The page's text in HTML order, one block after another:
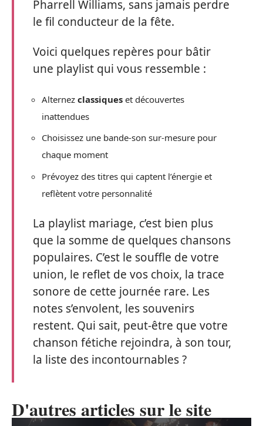
Pharrell Williams, sans jamais perdre
le fil conducteur de la fête.
Voici quelques repères pour bâtir
une playlist qui vous ressemble :
Alternez classiques et découvertes
inattendues
Choisissez une bande-son sur-mesure pour
chaque moment
Prévoyez des titres qui captent l’énergie et
reflètent votre personnalité
La playlist mariage, c’est bien plus
que la somme de quelques chansons
populaires. C’est le souffle de votre
union, le reflet de vos choix, la trace
sonore de cette journée rare. Les
notes s’envolent, les souvenirs
restent. Qui sait, peut-être que votre
chanson fétiche rejoindra, à son tour,
la liste des incontournables ?
D'autres articles sur le site